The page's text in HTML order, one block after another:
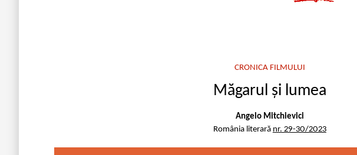
CRONICA FILMULUI
Măgarul și lumea
Angelo Mitchievici
România literară nr. 29-30/2023